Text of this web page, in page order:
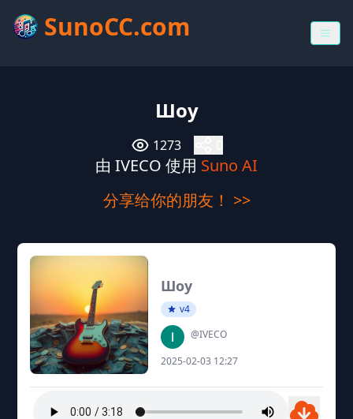
SunoCC.com
Шоу
1273
由 IVECO 使用 Suno AI
分享给你的朋友！ >>
Шоу
v4
@IVECO
2025-02-03 12:27